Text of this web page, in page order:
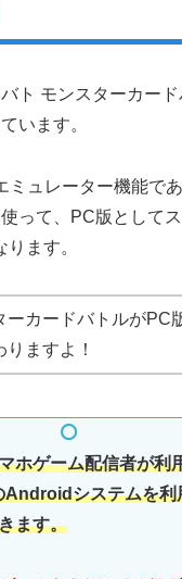
ト モンスターカー
います。
ミュレーター機能で
って、PC版として
ます。
ーカードバトルがPC
りますよ！
ホゲーム配信者が利
システムを利
ます。